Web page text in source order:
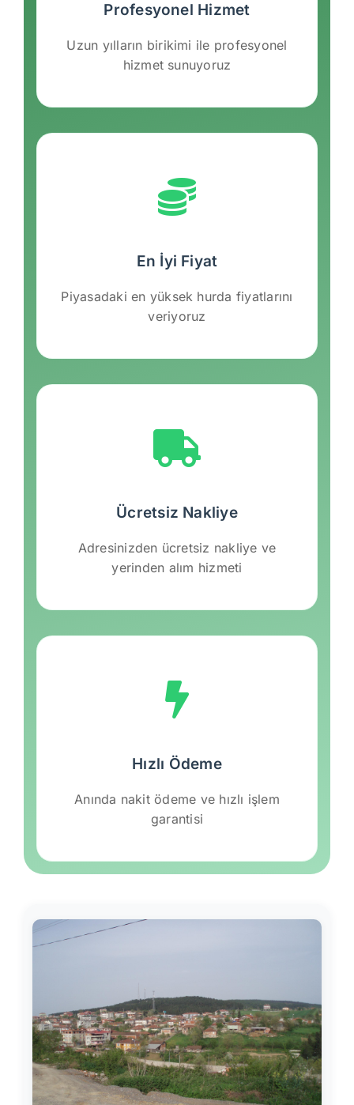
Profesyonel Hizmet
Uzun yılların birikimi ile profesyonel
hizmet sunuyoruz
En İyi Fiyat
Piyasadaki en yüksek hurda fiyatlarını
veriyoruz
Ücretsiz Nakliye
Adresinizden ücretsiz nakliye ve
yerinden alım hizmeti
Hızlı Ödeme
Anında nakit ödeme ve hızlı işlem
garantisi